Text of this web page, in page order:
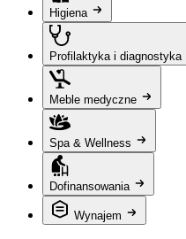
Higiena
Profilaktyka i diagnostyka
Meble medyczne
Spa & Wellness
Dofinansowania
Wynajem